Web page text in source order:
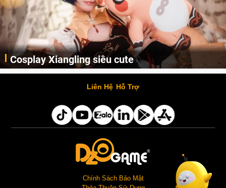
Cosplay Xiangling siêu cute
Cùng thưởng thức những hình ảnh cosplay Xiangling trong Genshin Impact siêu dễ thương của người dùng Weibo "阿包也是兔娘"
Liên Hệ Hỗ Trợ
Chính Sách Bảo Mật